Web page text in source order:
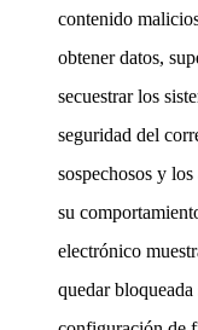
contenido
obtener datos,
secuestrar los
seguridad del
sospechosos y
su
electrónico
quedar